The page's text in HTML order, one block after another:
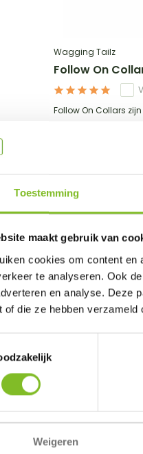
Toestemming
maakt gebruik van
cookies om content
te analyseren. Ook
en analyse. Deze
of die ze hebben
Weigeren
Wagging Tailz
Follow On
Follow On Collars
Wagging Tailz
Puppy ID